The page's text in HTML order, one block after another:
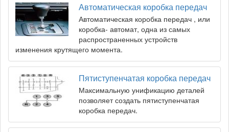
Автоматическая коробка передач
Автоматическая коробка передач , или
коробка- автомат, одна из самых
распространенных устройств
изменения крутящего момента.
Пятиступенчатая коробка передач
Максимальную унификацию деталей
позволяет создать пятиступенчатая
коробка передач.